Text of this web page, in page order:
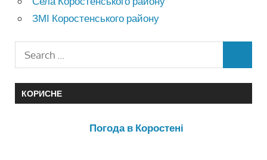
ЗМІ Коростенського району
КОРИСНЕ
Погода в Коростені